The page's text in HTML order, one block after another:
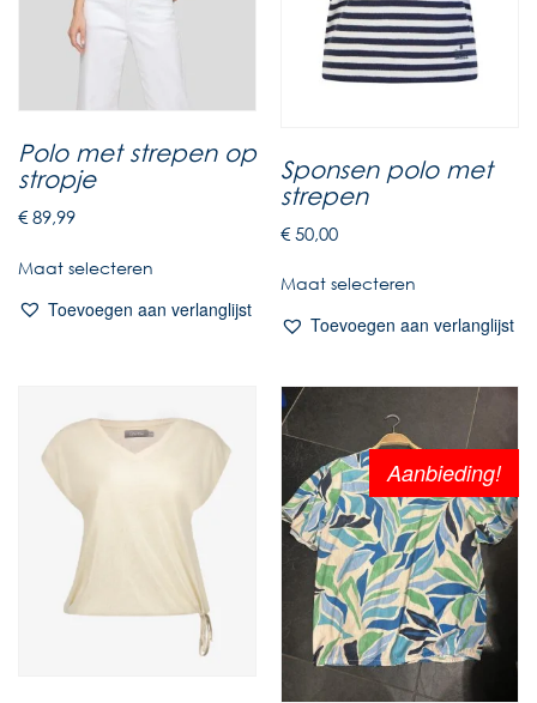
Polo met strepen op
stropje
€89,99
Maat selecteren
Toevoegen aan verlanglijst
Sponsen polo met
strepen
€ 50,00
Maat selecteren
Toevoegen aan verlanglijst
Aanbieding!